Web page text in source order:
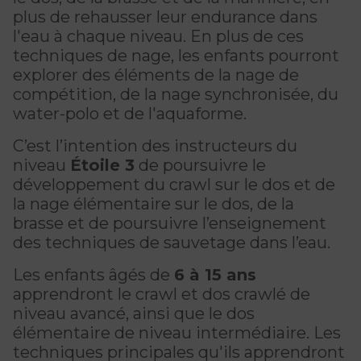
pour enfants
Inscriptions prioritaires : 17 août |
Inscriptions générales : 19 août
DEVENIR MEMBRE
Abonnement
Gym
Cours de groupe
Découvrir Kanawana
Installations
Notre équipe
Guide des parents
Expérience internationale
L'histoire de Kanawana
Ancien.ne.s de Kanawana
LES PROGRAMMES
Trouver un camp de vacances
Inscriptions prioritaires : 17 août |
Inscriptions générales : 19 août
INTERVENTION ET PRÉVENTION
Prévention des dépendances
PERSÉVÉRANCE SCOLAIRE
Passeport pour ma réussite
Soutien aux familles
Prévention du décrochage scolaire
CERTIFICATIONS PHYSIQUES
Entraînement privé
Entraînement de groupe
Entraînement pour aîné.e.s
Aquaforme
Formation continue
Voir tout
QUALIFICATIONS AQUATIQUES ET SECOURISME
Sauvetage
Secourisme et RCR
RÉINTÉGRATION COMMUNAUTAIRE
Réinsertion sociale
Travaux compensatoires
Travail alternatif journalier
Voir tout
Dans la rue
À YUL Montréal-Trudeau
plus de rehausser leur endurance dans
l'eau à chaque niveau. En plus de ces
techniques de nage, les enfants pourront
explorer des éléments de la nage de
compétition, de la nage synchronisée, du
water-polo et de l'aquaforme.
C’est l’intention des instructeurs du
niveau Étoile 3 de poursuivre le
développement du crawl sur le dos et de
la nage élémentaire sur le dos, de la
brasse et de poursuivre l’enseignement
des techniques de sauvetage dans l’eau.
Les enfants âgés de 6 à 15 ans
apprendront le crawl et dos crawlé de
niveau avancé, ainsi que le dos
élémentaire de niveau intermédiaire. Les
techniques principales qu'ils apprendront